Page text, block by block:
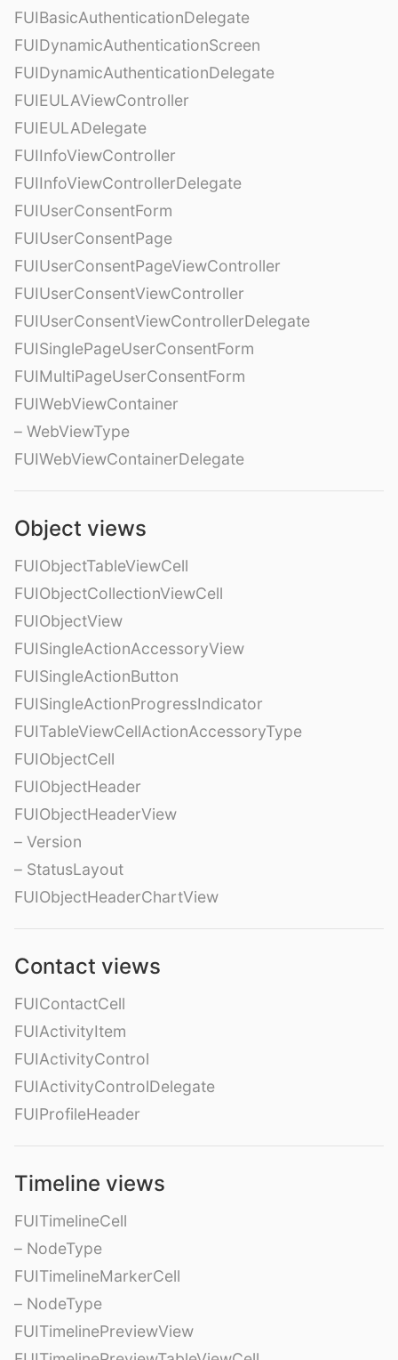
FUIBasicAuthenticationDelegate
FUIDynamicAuthenticationScreen
FUIDynamicAuthenticationDelegate
FUIEULAViewController
FUIEULADelegate
FUIInfoViewController
FUIInfoViewControllerDelegate
FUIUserConsentForm
FUIUserConsentPage
FUIUserConsentPageViewController
FUIUserConsentViewController
FUIUserConsentViewControllerDelegate
FUISinglePageUserConsentForm
FUIMultiPageUserConsentForm
FUIWebViewContainer
– WebViewType
FUIWebViewContainerDelegate
Object views
FUIObjectTableViewCell
FUIObjectCollectionViewCell
FUIObjectView
FUISingleActionAccessoryView
FUISingleActionButton
FUISingleActionProgressIndicator
FUITableViewCellActionAccessoryType
FUIObjectCell
FUIObjectHeader
FUIObjectHeaderView
– Version
– StatusLayout
FUIObjectHeaderChartView
Contact views
FUIContactCell
FUIActivityItem
FUIActivityControl
FUIActivityControlDelegate
FUIProfileHeader
Timeline views
FUITimelineCell
– NodeType
FUITimelineMarkerCell
– NodeType
FUITimelinePreviewView